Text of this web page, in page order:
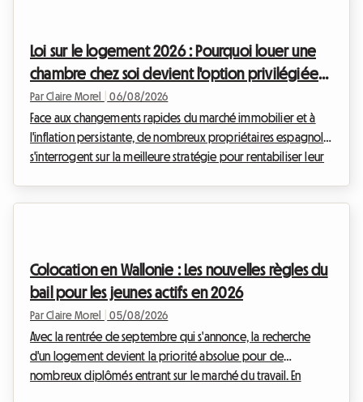
Loi sur le logement 2026 : Pourquoi louer une
chambre chez soi devient l'option privilégiée
des propriétaires en Espagne
Par Claire Morel 06/08/2026
Face aux changements rapides du marché immobilier et à
l'inflation persistante, de nombreux propriétaires espagnols
s'interrogent sur la meilleure stratégie pour rentabiliser leur
location de chambres individuelles. M...
Colocation en Wallonie : Les nouvelles règles du
bail pour les jeunes actifs en 2026
Par Claire Morel 05/08/2026
Avec la rentrée de septembre qui s'annonce, la recherche
d'un logement devient la priorité absolue pour de
nombreux diplômés entrant sur le marché du travail. En